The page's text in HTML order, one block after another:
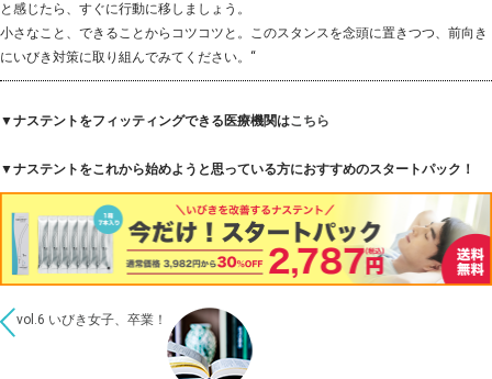
と感じたら、すぐに行動に移しましょう。
小さなこと、できることからコツコツと。このスタンスを念頭に置きつつ、前向き
にいびき対策に取り組んでみてください。“
▼ナステントをフィッティングできる医療機関はこちら
▼ナステントをこれから始めようと思っている方におすすめのスタートパック！
vol.6 いびき女子、卒業！